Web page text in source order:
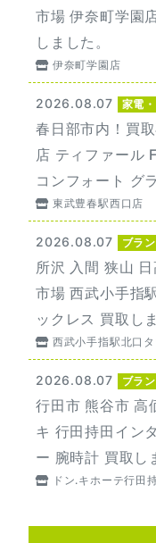
市場 伊奈町学園
しました。
伊奈町学園店
2026.08.07 家電
春日部市内！買
店 ティファール
コンフォート グ
東武豊春駅西口店
2026.08.07 ブラ
所沢 入間 狭山
市場 西武小手指
ックレス 買取し
西武小手指駅北口
2026.08.07 ブラ
行田市 熊谷市 高
キ 行田持田イン
ー 腕時計 買取し
ドン.キホーテ行田